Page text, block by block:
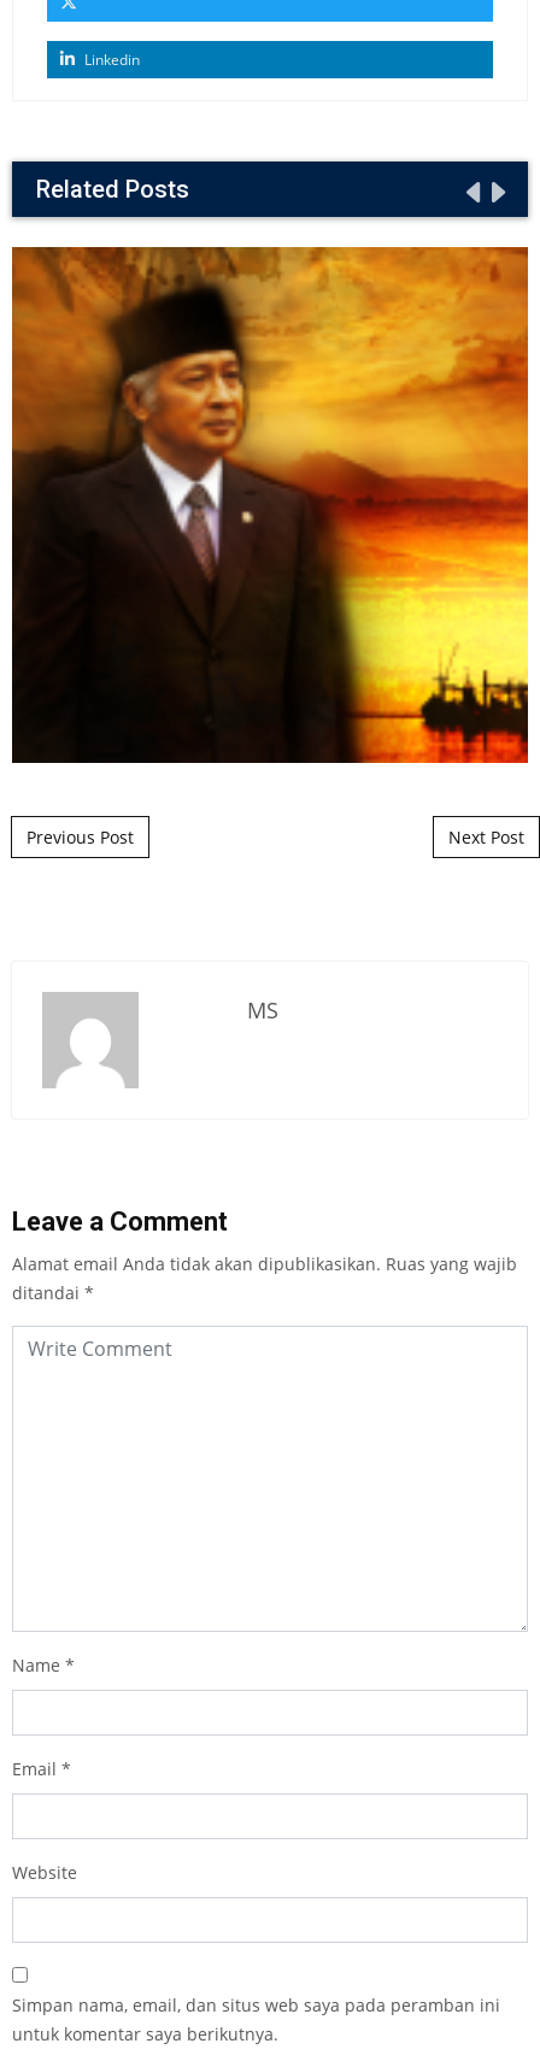
Linkedin
Related Posts
Post navigation
Previous Post Next Post
MS
Leave a Comment
Alamat email Anda tidak akan dipublikasikan. Ruas yang wajib
ditandai *
Name *
Email *
Website
Simpan nama, email, dan situs web saya pada peramban ini
untuk komentar saya berikutnya.